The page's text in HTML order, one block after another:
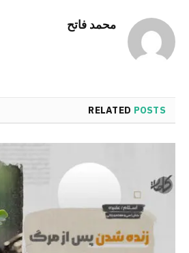
محمد فاتح
RELATED POSTS